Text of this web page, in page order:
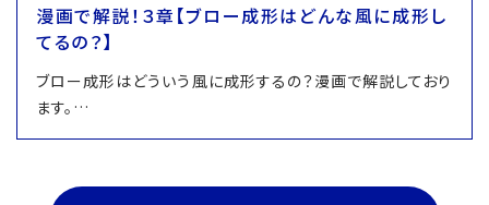
漫画で解説！３章【ブロー成形はどんな風に成形し
てるの？】
ブロー成形はどういう風に成形するの？漫画で解説しており
ます。…